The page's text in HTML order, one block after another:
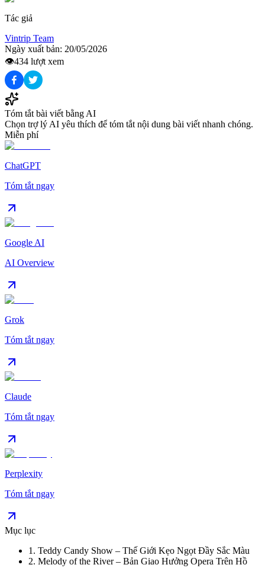
Tác giả
Vintrip Team
Ngày xuất bản: 20/05/2026
👁️434 lượt xem
Tóm tắt bài viết bằng AI
Chọn trợ lý AI yêu thích để tóm tắt nội dung bài viết nhanh chóng.
Miễn phí
ChatGPT
Tóm tắt ngay
Google AI
AI Overview
Grok
Tóm tắt ngay
Claude
Tóm tắt ngay
Perplexity
Tóm tắt ngay
Mục lục
1 . Teddy Candy Show – Thế Giới Kẹo Ngọt Đầy Sắc Màu
2. Melody of the River – Bản Giao Hưởng Opera Trên Hồ